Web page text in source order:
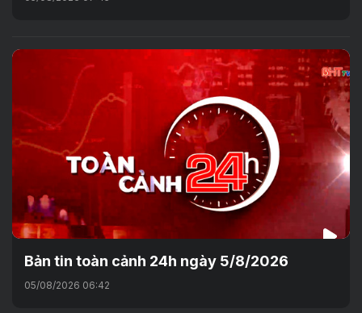
Bản tin toàn cảnh 24h ngày 5/8/2026
05/08/2026 06:42